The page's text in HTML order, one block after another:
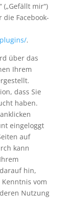
(„Gefällt mir“)
Facebook-
.
über das
Ihrem
dass Sie
haben.
eingeloggt
auf
kann
hin,
vom
Nutzung